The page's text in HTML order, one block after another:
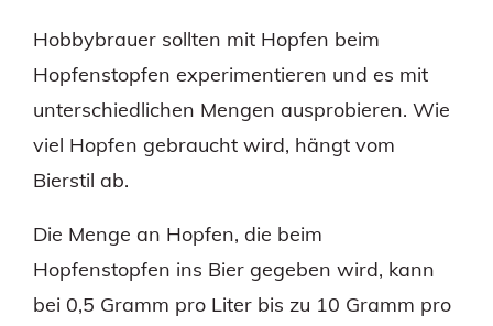
Hobbybrauer sollten mit Hopfen beim
Hopfenstopfen experimentieren und es mit
unterschiedlichen Mengen ausprobieren. Wie
viel Hopfen gebraucht wird, hängt vom
Bierstil ab.
Die Menge an Hopfen, die beim
Hopfenstopfen ins Bier gegeben wird, kann
bei 0,5 Gramm pro Liter bis zu 10 Gramm pro